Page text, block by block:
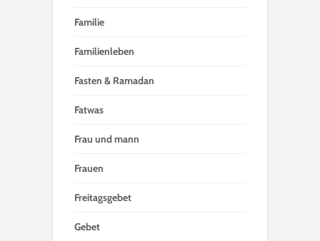
Familie
Familienleben
Fasten & Ramadan
Fatwas
Frau und mann
Frauen
Freitagsgebet
Gebet